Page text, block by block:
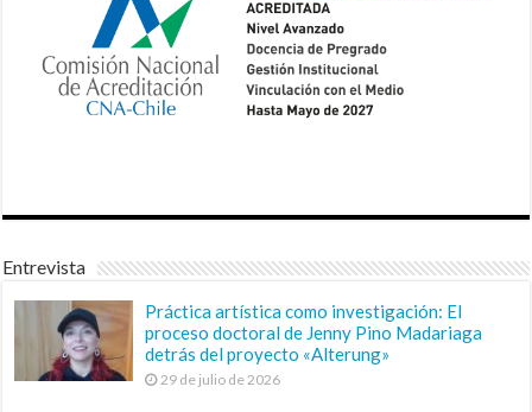
Entrevista
Práctica artística como investigación: El
proceso doctoral de Jenny Pino Madariaga
detrás del proyecto «Alterung»
29 de julio de 2026